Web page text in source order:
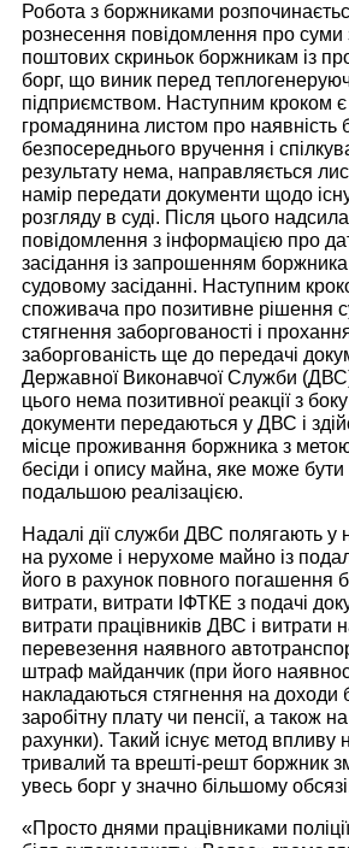
Робота з боржниками
рознесення повідомлення про суми
поштових скриньок боржникам із
борг, що виник перед
підприємством. Наступним кроком
громадянина листом про наявність
безпосереднього вручення і
результату нема, направляється
намір передати документи щодо
розгляду в суді. Після цього
повідомлення з інформацією про
засідання із запрошенням боржника
судовому засіданні. Наступним
споживача про позитивне рішення
стягнення заборгованості і
заборгованість ще до передачі
Державної Виконавчої Служби
цього нема позитивної реакції з
документи передаються у ДВС і
місце проживання боржника з
бесіди і опису майна, яке може бути
подальшою реалізацією.
Надалі дії служби ДВС полягають у
на рухоме і нерухоме майно із
його в рахунок повного погашення
витрати, витрати ІФТКЕ з подачі
витрати працівників ДВС і витрати
перевезення наявного
штраф майданчик (при його
накладаються стягнення на доходи
заробітну плату чи пенсії, а також
рахунки). Такий існує метод впливу
тривалий та врешті-решт боржник
увесь борг у значно більшому
«Просто днями працівниками